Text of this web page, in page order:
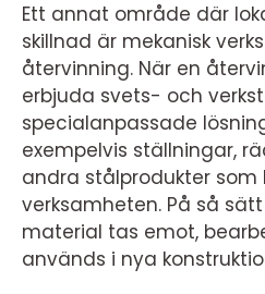
Ett annat område där
skillnad är mekanisk
återvinning. När en
erbjuda svets- och
specialanpassade
exempelvis ställningar,
andra stålprodukter som
verksamheten. På så
material tas emot,
används i nya